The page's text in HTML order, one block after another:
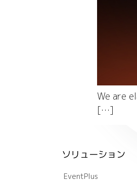
We are
[…]
ソリューション
EventPlus